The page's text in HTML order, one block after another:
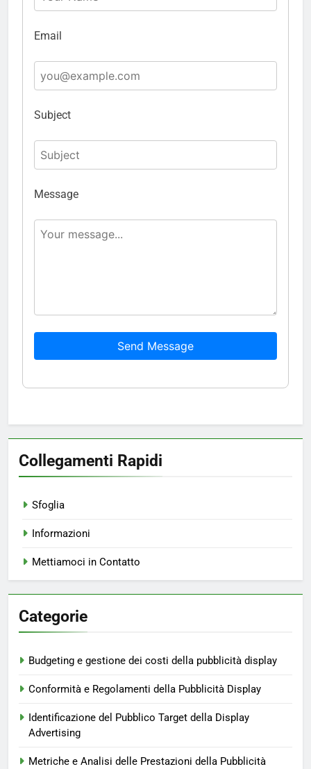
Email
Subject
Message
Send Message
Collegamenti Rapidi
Sfoglia
Informazioni
Mettiamoci in Contatto
Categorie
Budgeting e gestione dei costi della pubblicità display
Conformità e Regolamenti della Pubblicità Display
Identificazione del Pubblico Target della Display
Advertising
Metriche e Analisi delle Prestazioni della Pubblicità